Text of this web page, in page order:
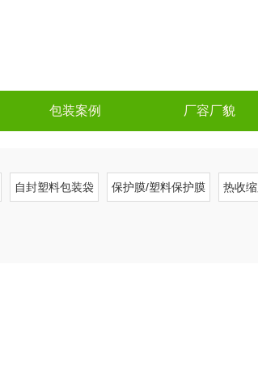
包装案例 厂容厂貌
自封塑料包装袋 保护膜/塑料保护膜 热收